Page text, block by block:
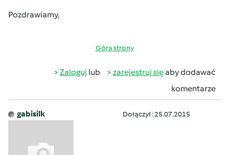
Pozdrawiamy,
Góra strony
Zaloguj lub zarejestruj sięaby dodawać
komentarze
gabisilk Dołączył : 25.07.2015